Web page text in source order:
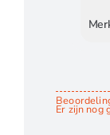
Er zijn nog